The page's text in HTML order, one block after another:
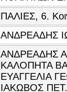
ΠΑΛΙΕΣ, 6.
ΑΝΔΡΕΑΔΗΣ
ΑΝΔΡΕΑΔΗΣ
ΚΑΛΟΠΗΤΑ
ΕΥΑΓΓΕΛΙΑ
ΙΑΚΩΒΟΣ